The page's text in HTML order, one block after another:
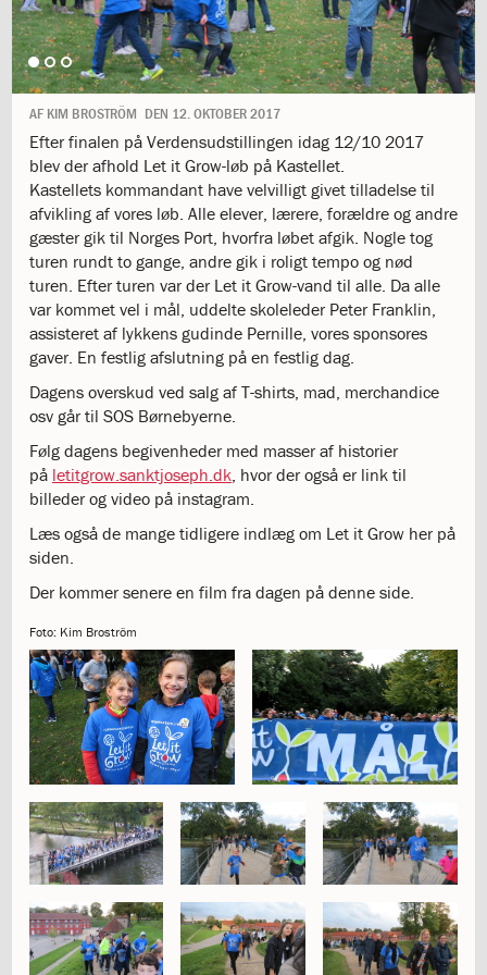
days
of
giving
1.12:
Let
it
Grow
1.13:
Move
it!
1.14:
Ucycle
We
cycle
Recycle
1.15:
Historie
1.16:
Bombningen
af
Institut
Jeanne
1.17:
Markering
af
katastrofen
på
d’Arc
1.18:
Bestyrelsen
1.19:
Ledelsen
1.20:
Ledelsen
1.21:
Forældrerådet
1.22:
Forældrerådet
1.23:
Referat
forældreråd
1.24:
1.25:
Demokrati
og
folkestyre
1.26:
Jobopslag
1.27:
Optagelse
1.28:
Et
trygt
AF KIM BROSTRÖM DEN 12. OKTOBER 2017
Efter finalen på Verdensudstillingen idag 12/10 2017
blev der afhold Let it Grow-løb på Kastellet.
Kastellets kommandant have velvilligt givet tilladelse til
afvikling af vores løb. Alle elever, lærere, forældre og andre
gæster gik til Norges Port, hvorfra løbet afgik. Nogle tog
turen rundt to gange, andre gik i roligt tempo og nød
turen. Efter turen var der Let it Grow-vand til alle. Da alle
var kommet vel i mål, uddelte skoleleder Peter Franklin,
assisteret af lykkens gudinde Pernille, vores sponsores
gaver. En festlig afslutning på en festlig dag.
Dagens overskud ved salg af T-shirts, mad, merchandice
osv går til SOS Børnebyerne.
Følg dagens begivenheder med masser af historier
på letitgrow.sanktjoseph.dk, hvor der også er link til
billeder og video på instagram.
Læs også de mange tidligere indlæg om Let it Grow her på
siden.
Der kommer senere en film fra dagen på denne side.
Foto: Kim Broström